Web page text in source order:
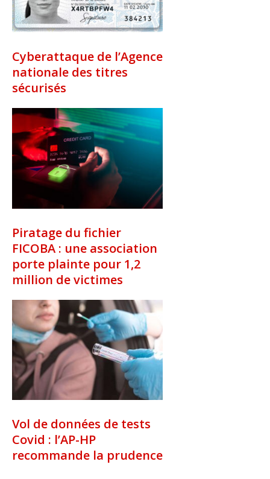
Cyberattaque de l’Agence
nationale des titres
sécurisés
Piratage du fichier
FICOBA : une association
porte plainte pour 1,2
million de victimes
Vol de données de tests
Covid : l’AP-HP
recommande la prudence